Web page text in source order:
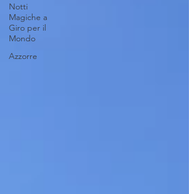
Notti
Magiche a
Giro per il
Mondo
Azzorre